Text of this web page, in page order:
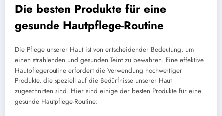
Die besten Produkte für eine
gesunde Hautpflege-Routine
Die Pflege unserer Haut ist von entscheidender Bedeutung, um
einen strahlenden und gesunden Teint zu bewahren. Eine effektive
Hautpflegeroutine erfordert die Verwendung hochwertiger
Produkte, die speziell auf die Bedürfnisse unserer Haut
zugeschnitten sind. Hier sind einige der besten Produkte für eine
gesunde Hautpflege-Routine: